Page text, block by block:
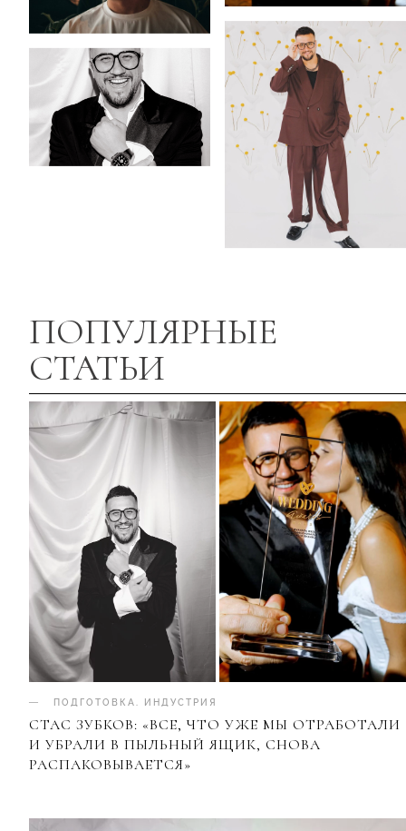
ПОПУЛЯРНЫЕ
СТАТЬИ
ПОДГОТОВКА. ИНДУСТРИЯ
СТАС ЗУБКОВ: «ВСЕ, ЧТО УЖЕ МЫ ОТРАБОТАЛИ
И УБРАЛИ В ПЫЛЬНЫЙ ЯЩИК, СНОВА
РАСПАКОВЫВАЕТСЯ»